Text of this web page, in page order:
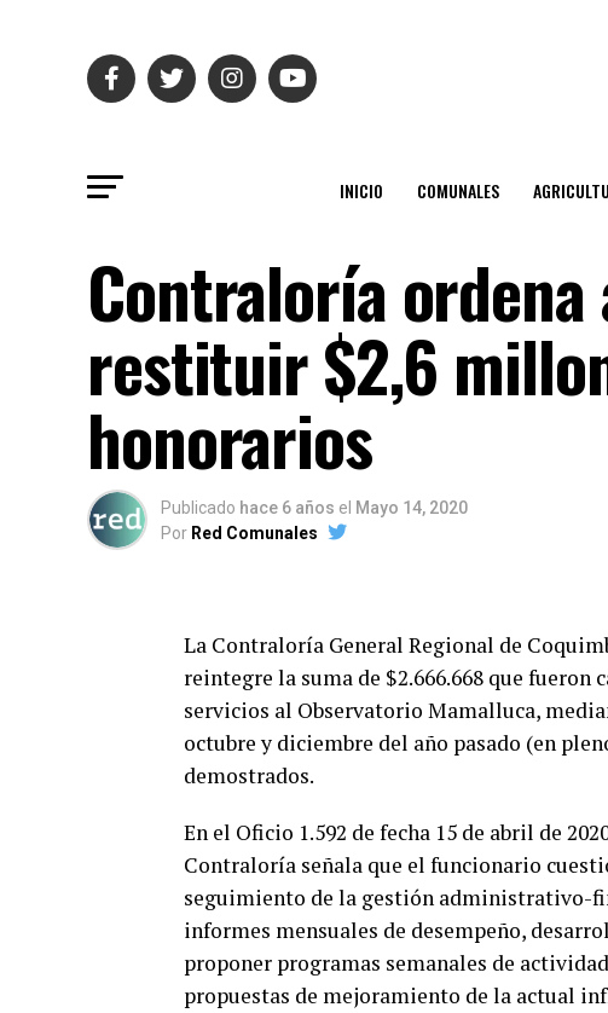
INICIO COMUNALES
Contraloría
restituir $2,6
honorarios
Publicado hace 6 años el Mayo 14, 2020
Por Red Comunales
La Contraloría General Regional de
reintegre la suma de $2.666.668 que fueron
servicios al Observatorio Mamalluca,
octubre y diciembre del año pasado (en
demostrados.
En el Oficio 1.592 de fecha 15 de abril de
Contraloría señala que el funcionario
seguimiento de la gestión administrativo-
informes mensuales de desempeño,
proponer programas semanales de
propuestas de mejoramiento de la actual